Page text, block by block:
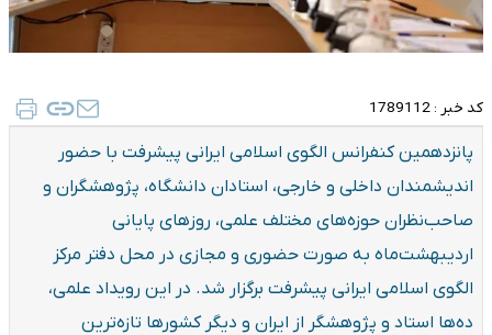
کد خبر : 1789112
پانزدهمین کنفرانس الگوی اسلامی ایرانی پیشرفت با حضور
اندیشمندان داخلی و خارجی، استادان دانشگاه، پژوهشگران و
صاحب‌نظران حوزه‌های مختلف علمی، روزهای پایانی
اردیبهشت‌ماه به صورت حضوری و مجازی در محل دفتر مرکز
الگوی اسلامی ایرانی پیشرفت برگزار شد. در این رویداد علمی،
ده‌ها استاد و پژوهشگر از ایران و دیگر کشورها تازه‌ترین